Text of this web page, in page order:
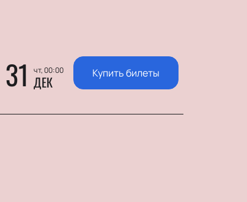
31 чт, 00:00
ДЕК Купить билеты